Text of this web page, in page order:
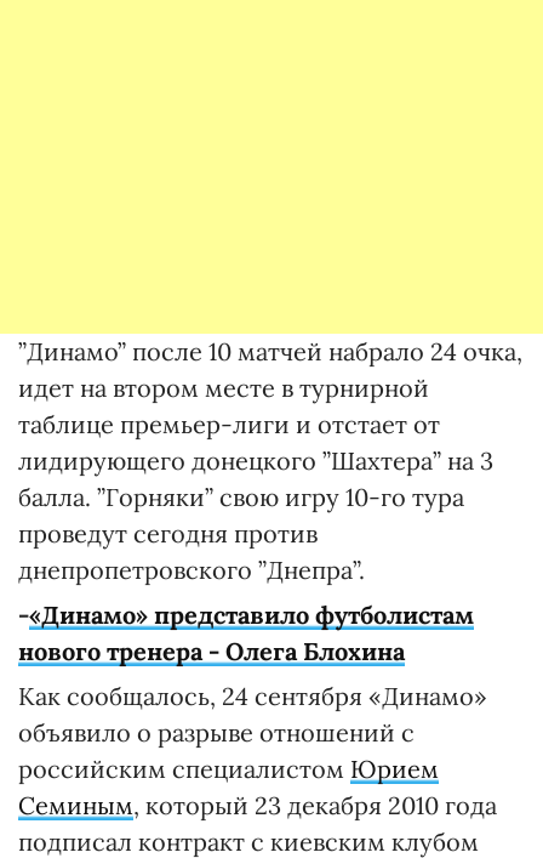
”Динамо” после 10 матчей набрало 24 очка,
идет на втором месте в турнирной
таблице премьер-лиги и отстает от
лидирующего донецкого ”Шахтера” на 3
балла. ”Горняки” свою игру 10-го тура
проведут сегодня против
днепропетровского ”Днепра”.
-«Динамо» представило футболистам
нового тренера - Олега Блохина
Как сообщалось, 24 сентября «Динамо»
объявило о разрыве отношений с
российским специалистом Юрием
Семиным, который 23 декабря 2010 года
подписал контракт с киевским клубом